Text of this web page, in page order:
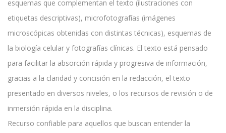
esquemas que complementan el texto (ilustraciones con
etiquetas descriptivas), microfotografías (imágenes
microscópicas obtenidas con distintas técnicas), esquemas de
la biología celular y fotografías clínicas. El texto está pensado
para facilitar la absorción rápida y progresiva de información,
gracias a la claridad y concisión en la redacción, el texto
presentado en diversos niveles, o los recursos de revisión o de
inmersión rápida en la disciplina.
Recurso confiable para aquellos que buscan entender la